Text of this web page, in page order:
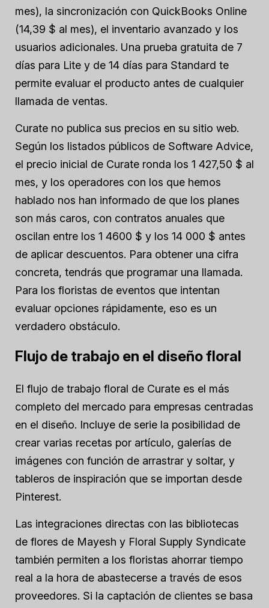
mes), la sincronización con QuickBooks Online
(14,39 $ al mes), el inventario avanzado y los
usuarios adicionales. Una prueba gratuita de 7
días para Lite y de 14 días para Standard te
permite evaluar el producto antes de cualquier
llamada de ventas.
Curate no publica sus precios en su sitio web.
Según los listados públicos de Software Advice,
el precio inicial de Curate ronda los 1 427,50 $ al
mes, y los operadores con los que hemos
hablado nos han informado de que los planes
son más caros, con contratos anuales que
oscilan entre los 1 4600 $ y los 14 000 $ antes
de aplicar descuentos. Para obtener una cifra
concreta, tendrás que programar una llamada.
Para los floristas de eventos que intentan
evaluar opciones rápidamente, eso es un
verdadero obstáculo.
Flujo de trabajo en el diseño floral
El flujo de trabajo floral de Curate es el más
completo del mercado para empresas centradas
en el diseño. Incluye de serie la posibilidad de
crear varias recetas por artículo, galerías de
imágenes con función de arrastrar y soltar, y
tableros de inspiración que se importan desde
Pinterest.
Las integraciones directas con las bibliotecas
de flores de Mayesh y Floral Supply Syndicate
también permiten a los floristas ahorrar tiempo
real a la hora de abastecerse a través de esos
proveedores. Si la captación de clientes se basa